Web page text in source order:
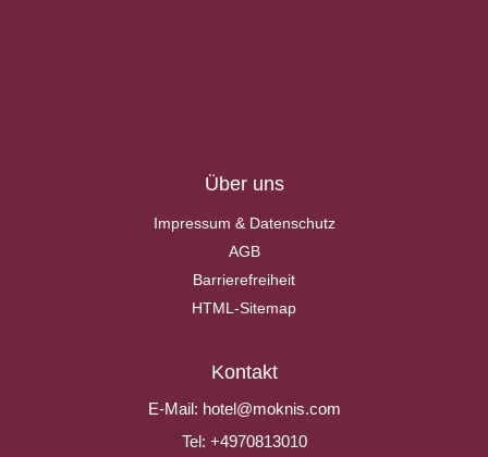
Über uns
Impressum & Datenschutz
AGB
Barrierefreiheit
HTML-Sitemap
Kontakt
E-Mail: hotel@moknis.com
Tel: +4970813010